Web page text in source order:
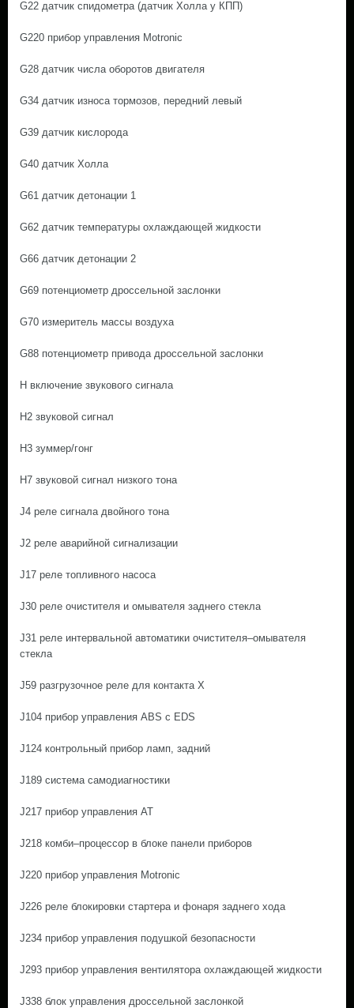
G22 датчик спидометра (датчик Холла у КПП)
G220 прибор управления Motronic
G28 датчик числа оборотов двигателя
G34 датчик износа тормозов, передний левый
G39 датчик кислорода
G40 датчик Холла
G61 датчик детонации 1
G62 датчик температуры охлаждающей жидкости
G66 датчик детонации 2
G69 потенциометр дроссельной заслонки
G70 измеритель массы воздуха
G88 потенциометр привода дроссельной заслонки
H включение звукового сигнала
H2 звуковой сигнал
H3 зуммер/гонг
H7 звуковой сигнал низкого тона
J4 реле сигнала двойного тона
J2 реле аварийной сигнализации
J17 реле топливного насоса
J30 реле очистителя и омывателя заднего стекла
J31 реле интервальной автоматики очистителя–омывателя
стекла
J59 разгрузочное реле для контакта Х
J104 прибор управления ABS с EDS
J124 контрольный прибор ламп, задний
J189 система самодиагностики
J217 прибор управления АТ
J218 комби–процессор в блоке панели приборов
J220 прибор управления Motronic
J226 реле блокировки стартера и фонаря заднего хода
J234 прибор управления подушкой безопасности
J293 прибор управления вентилятора охлаждающей жидкости
J338 блок управления дроссельной заслонкой